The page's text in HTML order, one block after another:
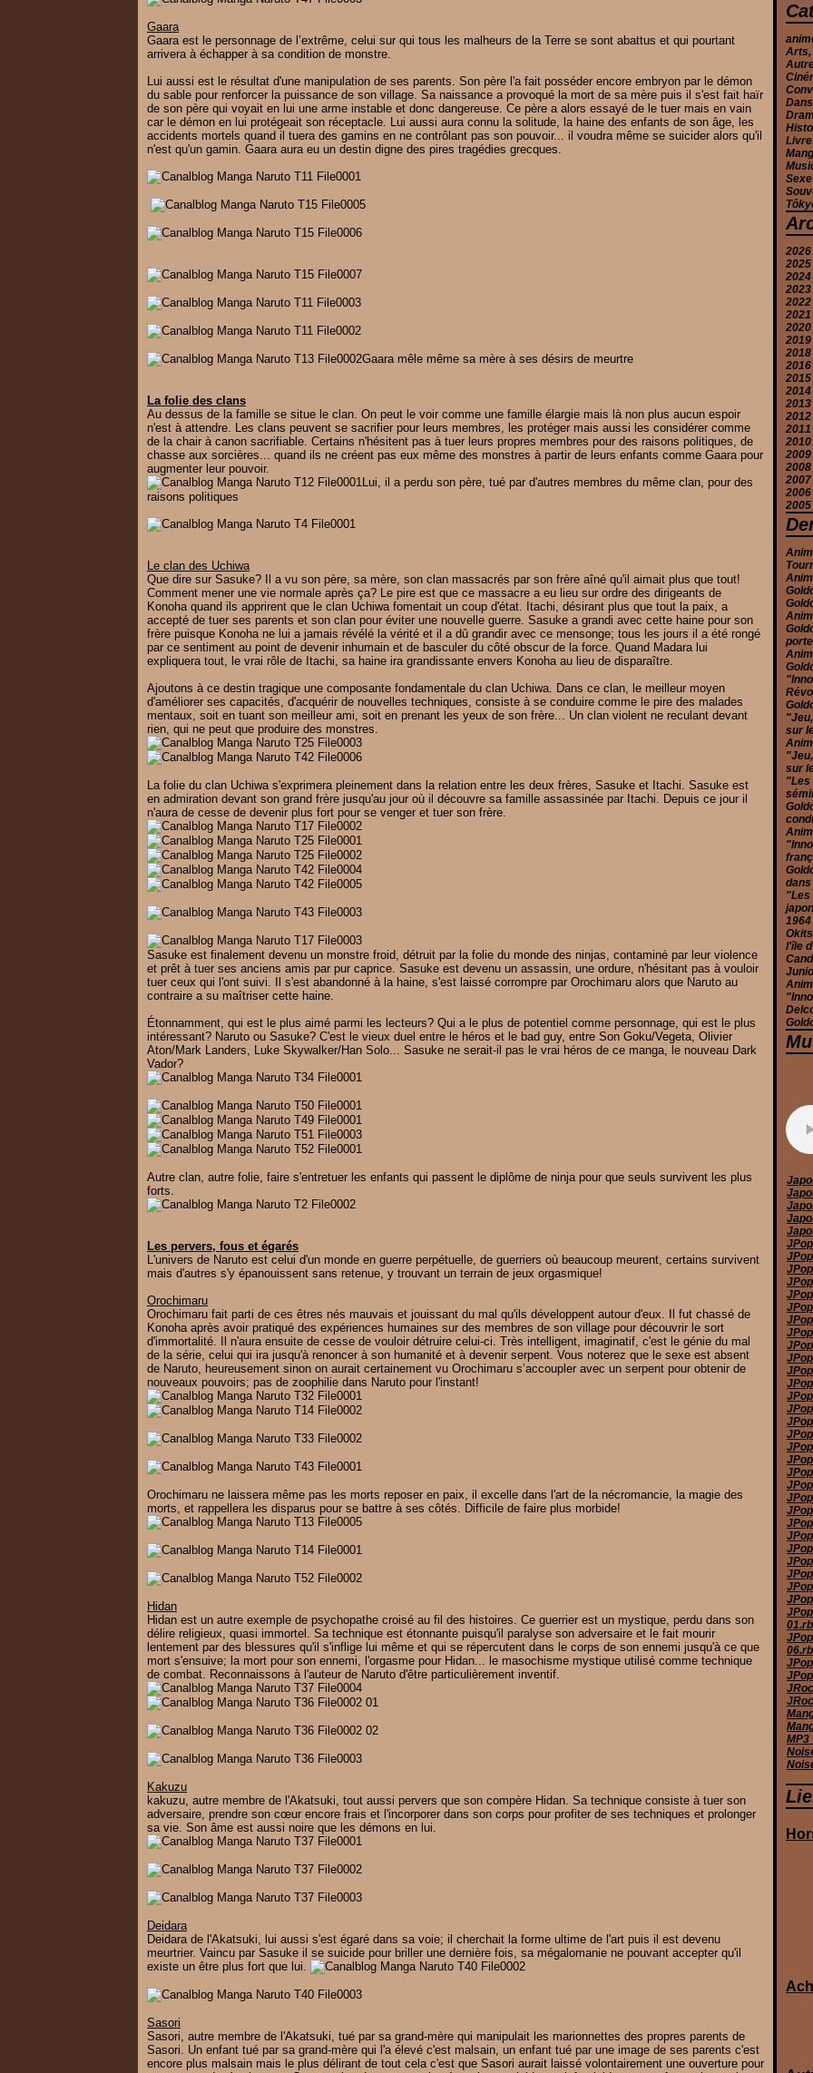
Gaara
Gaara est le personnage de l’extrême, celui sur qui tous les malheurs de la Terre se sont abattus et qui pourtant
arrivera à échapper à sa condition de monstre.
Lui aussi est le résultat d'une manipulation de ses parents. Son père l'a fait posséder encore embryon par le démon
du sable pour renforcer la puissance de son village. Sa naissance a provoqué la mort de sa mère puis il s'est fait haïr
de son père qui voyait en lui une arme instable et donc dangereuse. Ce père a alors essayé de le tuer mais en vain
car le démon en lui protégeait son réceptacle. Lui aussi aura connu la solitude, la haine des enfants de son âge, les
accidents mortels quand il tuera des gamins en ne contrôlant pas son pouvoir... il voudra même se suicider alors qu'il
n'est qu'un gamin. Gaara aura eu un destin digne des pires tragédies grecques.
Gaara mêle même sa mère à ses désirs de meurtre
La folie des clans
Au dessus de la famille se situe le clan. On peut le voir comme une famille élargie mais là non plus aucun espoir
n'est à attendre. Les clans peuvent se sacrifier pour leurs membres, les protéger mais aussi les considérer comme
de la chair à canon sacrifiable. Certains n'hésitent pas à tuer leurs propres membres pour des raisons politiques, de
chasse aux sorcières... quand ils ne créent pas eux même des monstres à partir de leurs enfants comme Gaara pour
augmenter leur pouvoir.
Lui, il a perdu son père, tué par d'autres membres du même clan, pour des
raisons politiques
Le clan des Uchiwa
Que dire sur Sasuke? Il a vu son père, sa mère, son clan massacrés par son frère aîné qu'il aimait plus que tout!
Comment mener une vie normale après ça? Le pire est que ce massacre a eu lieu sur ordre des dirigeants de
Konoha quand ils apprirent que le clan Uchiwa fomentait un coup d'état. Itachi, désirant plus que tout la paix, a
accepté de tuer ses parents et son clan pour éviter une nouvelle guerre. Sasuke a grandi avec cette haine pour son
frère puisque Konoha ne lui a jamais révélé la vérité et il a dû grandir avec ce mensonge; tous les jours il a été rongé
par ce sentiment au point de devenir inhumain et de basculer du côté obscur de la force. Quand Madara lui
expliquera tout, le vrai rôle de Itachi, sa haine ira grandissante envers Konoha au lieu de disparaître.
Ajoutons à ce destin tragique une composante fondamentale du clan Uchiwa. Dans ce clan, le meilleur moyen
d'améliorer ses capacités, d'acquérir de nouvelles techniques, consiste à se conduire comme le pire des malades
mentaux, soit en tuant son meilleur ami, soit en prenant les yeux de son frère... Un clan violent ne reculant devant
rien, qui ne peut que produire des monstres.
La folie du clan Uchiwa s'exprimera pleinement dans la relation entre les deux frères, Sasuke et Itachi. Sasuke est
en admiration devant son grand frère jusqu'au jour où il découvre sa famille assassinée par Itachi. Depuis ce jour il
n'aura de cesse de devenir plus fort pour se venger et tuer son frère.
Sasuke est finalement devenu un monstre froid, détruit par la folie du monde des ninjas, contaminé par leur violence
et prêt à tuer ses anciens amis par pur caprice. Sasuke est devenu un assassin, une ordure, n'hésitant pas à vouloir
tuer ceux qui l'ont suivi. Il s'est abandonné à la haine, s'est laissé corrompre par Orochimaru alors que Naruto au
contraire a su maîtriser cette haine.
Étonnamment, qui est le plus aimé parmi les lecteurs? Qui a le plus de potentiel comme personnage, qui est le plus
intéressant? Naruto ou Sasuke? C'est le vieux duel entre le héros et le bad guy, entre Son Goku/Vegeta, Olivier
Aton/Mark Landers, Luke Skywalker/Han Solo... Sasuke ne serait-il pas le vrai héros de ce manga, le nouveau Dark
Vador?
Autre clan, autre folie, faire s'entretuer les enfants qui passent le diplôme de ninja pour que seuls survivent les plus
forts.
Les pervers, fous et égarés
L'univers de Naruto est celui d'un monde en guerre perpétuelle, de guerriers où beaucoup meurent, certains survivent
mais d'autres s'y épanouissent sans retenue, y trouvant un terrain de jeux orgasmique!
Orochimaru
Orochimaru fait parti de ces êtres nés mauvais et jouissant du mal qu'ils développent autour d'eux. Il fut chassé de
Konoha après avoir pratiqué des expériences humaines sur des membres de son village pour découvrir le sort
d'immortalité. Il n'aura ensuite de cesse de vouloir détruire celui-ci. Très intelligent, imaginatif, c'est le génie du mal
de la série, celui qui ira jusqu'à renoncer à son humanité et à devenir serpent. Vous noterez que le sexe est absent
de Naruto, heureusement sinon on aurait certainement vu Orochimaru s’accoupler avec un serpent pour obtenir de
nouveaux pouvoirs; pas de zoophilie dans Naruto pour l'instant!
Orochimaru ne laissera même pas les morts reposer en paix, il excelle dans l'art de la nécromancie, la magie des
morts, et rappellera les disparus pour se battre à ses côtés. Difficile de faire plus morbide!
Hidan
Hidan est un autre exemple de psychopathe croisé au fil des histoires. Ce guerrier est un mystique, perdu dans son
délire religieux, quasi immortel. Sa technique est étonnante puisqu'il paralyse son adversaire et le fait mourir
lentement par des blessures qu'il s'inflige lui même et qui se répercutent dans le corps de son ennemi jusqu'à ce que
mort s'ensuive; la mort pour son ennemi, l'orgasme pour Hidan... le masochisme mystique utilisé comme technique
de combat. Reconnaissons à l'auteur de Naruto d'être particulièrement inventif.
Kakuzu
kakuzu, autre membre de l'Akatsuki, tout aussi pervers que son compère Hidan. Sa technique consiste à tuer son
adversaire, prendre son cœur encore frais et l'incorporer dans son corps pour profiter de ses techniques et prolonger
sa vie. Son âme est aussi noire que les démons en lui.
Deidara
Deidara de l'Akatsuki, lui aussi s'est égaré dans sa voie; il cherchait la forme ultime de l'art puis il est devenu
meurtrier. Vaincu par Sasuke il se suicide pour briller une dernière fois, sa mégalomanie ne pouvant accepter qu'il
existe un être plus fort que lui.
Sasori
Sasori, autre membre de l'Akatsuki, tué par sa grand-mère qui manipulait les marionnettes des propres parents de
Sasori. Un enfant tué par sa grand-mère qui l'a élevé c'est malsain, un enfant tué par une image de ses parents c'est
encore plus malsain mais le plus délirant de tout cela c'est que Sasori aurait laissé volontairement une ouverture pour
Arts,
Sexe
2026
2025
2024
2023
2022
2021
2020
2019
2018
2016
2015
2014
2013
2012
2011
2010
2009
2008
2007
2006
2005
sur
sur
"Les
"Les
1964
l'île